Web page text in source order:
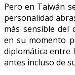
Pero en Taiwán
personalidad
más sensible del
en su momento
diplomática entre
antes incluso de